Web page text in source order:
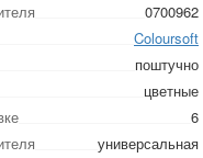
0700962
Coloursoft
поштучно
цветные
6
универсальная